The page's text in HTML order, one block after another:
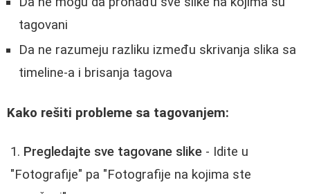
tagovani
Da ne razumeju razliku između skrivanja slika sa
timeline-a i brisanja tagova
Kako rešiti probleme sa tagovanjem:
Pregledajte sve tagovane slike - Idite u
"Fotografije" pa "Fotografije na kojima ste